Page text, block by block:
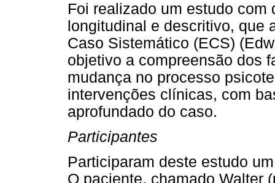
Foi realizado um estudo
longitudinal e descritivo, que
Caso Sistemático (ECS)
objetivo a compreensão dos
mudança no processo
intervenções clínicas, com
aprofundado do caso.
Participantes
Participaram deste estudo
O paciente, chamado Walter